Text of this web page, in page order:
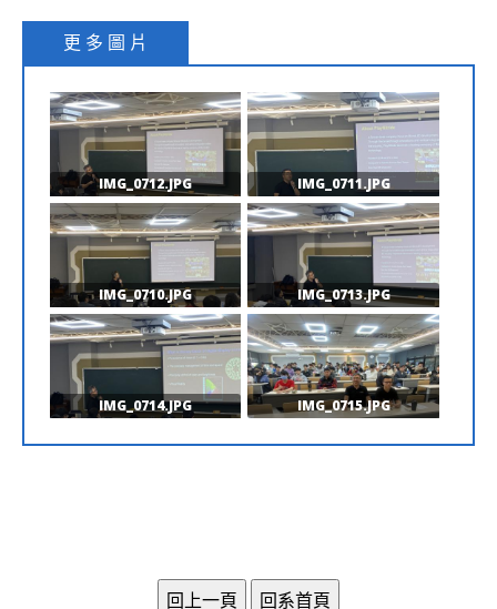
更 多 圖 片
IMG_0712.JPG IMG_0711.JPG
IMG_0710.JPG IMG_0713.JPG
IMG_0714.JPG IMG_0715.JPG